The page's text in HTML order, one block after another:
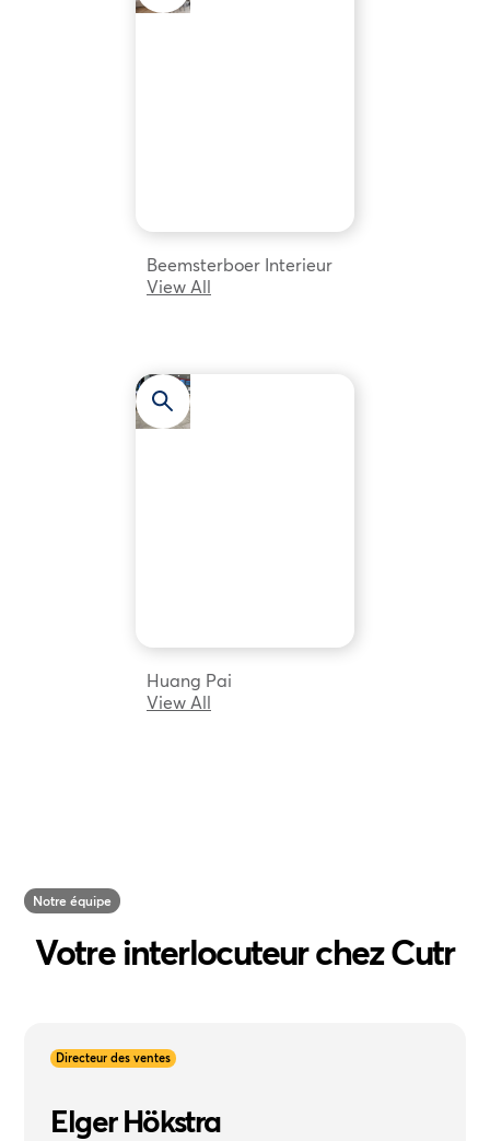
Beemsterboer Interieur
View All
Huang Pai
View All
Notre équipe
Votre interlocuteur chez Cutr
Directeur des ventes
Elger Hökstra